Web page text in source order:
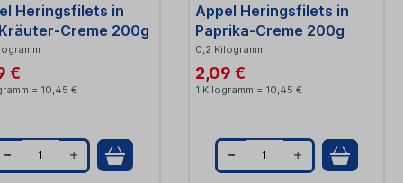
y
y
Heringsfilets in
Creme 200g
€
= 10,45 €
Q
Appel Heringsfilets in
Paprika-Creme 200g
0,2 Kilogramm
2,09 €
1 Kilogramm = 10,45 €
Q